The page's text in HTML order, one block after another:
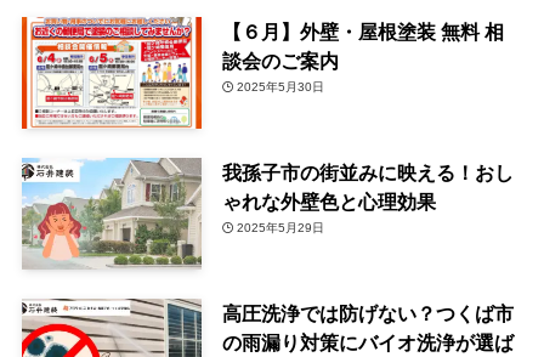
【６月】外壁・屋根塗装 無料 相
談会のご案内
2025年5月30日
我孫子市の街並みに映える！おし
ゃれな外壁色と心理効果
2025年5月29日
高圧洗浄では防げない？つくば市
の雨漏り対策にバイオ洗浄が選ば